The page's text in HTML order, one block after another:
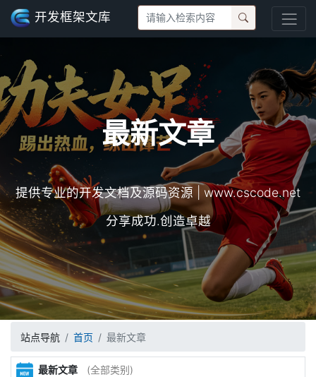
开发框架文库
最新文章
提供专业的开发文档及源码资源 | www.cscode.net
分享成功.创造卓越
站点导航 首页 最新文章
最新文章 (全部类别)